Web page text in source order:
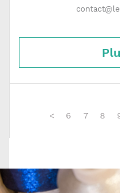
< 6 7 8